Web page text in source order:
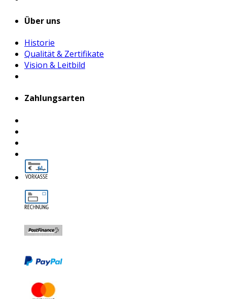
Über uns
Historie
Qualität & Zertifikate
Vision & Leitbild
Zahlungsarten